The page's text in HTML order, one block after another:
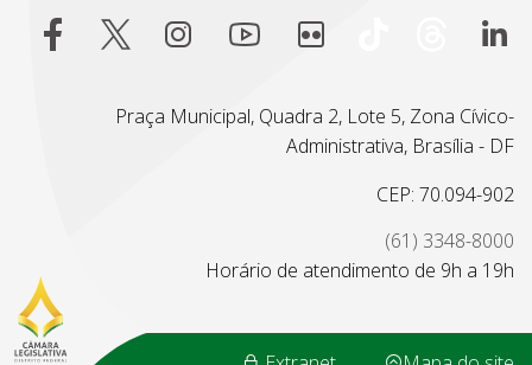
Praça Municipal, Quadra 2, Lote 5, Zona Cívico-
Administrativa, Brasília - DF
CEP: 70.094-902
(61) 3348-8000
Horário de atendimento de 9h a 19h